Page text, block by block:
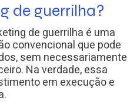
de guerrilha?
de guerrilha é uma
convencional que pode
sem necessariamente
Na verdade, essa
em execução e